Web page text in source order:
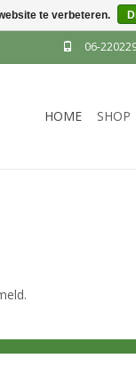
06-
HOME SHOP
te verbeteren.